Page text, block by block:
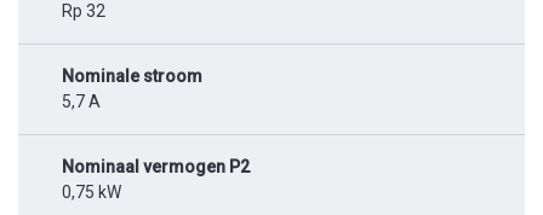
Rp 32
Nominale stroom
5,7 A
Nominaal vermogen P2
0,75 kW